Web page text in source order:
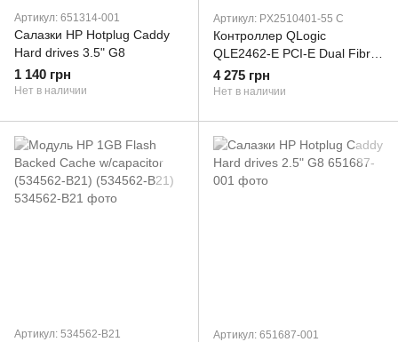
Артикул: 651314-001
Салазки HP Hotplug Caddy
Hard drives 3.5" G8
1 140 грн
Нет в наличии
Артикул: PX2510401-55 C
Контроллер QLogic
QLE2462-E PCI-E Dual Fibre
Channel HBA PX2510401-55
C (PX2510401-55 C)
4 275 грн
Нет в наличии
Артикул: 534562-B21 Артикул: 651687-001